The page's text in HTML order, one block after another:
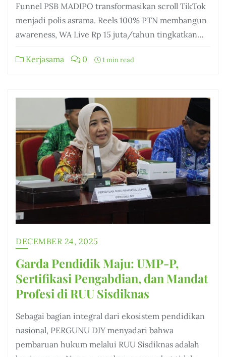
Funnel PSB MADIPO transformasikan scroll TikTok
menjadi polis asrama. Reels 100% PTN membangun
awareness, WA Live Rp 15 juta/tahun tingkatkan…
Kerjasama 0 1 min read
DECEMBER 24, 2025
Garda Pendidik Maju: UMP-P,
Sertifikasi Pengabdian, dan Mandat
Profesi di RUU Sisdiknas
Sebagai bagian integral dari ekosistem pendidikan
nasional, PERGUNU DIY menyadari bahwa
pembaruan hukum melalui RUU Sisdiknas adalah